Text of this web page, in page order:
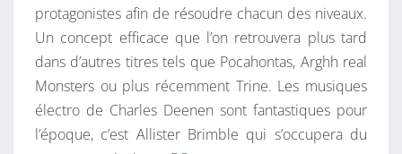
protagonistes afin de résoudre chacun des niveaux.
Un concept efficace que l’on retrouvera plus tard
dans d’autres titres tels que Pocahontas, Arghh real
Monsters ou plus récemment Trine. Les musiques
électro de Charles Deenen sont fantastiques pour
l’époque, c’est Allister Brimble qui s’occupera du